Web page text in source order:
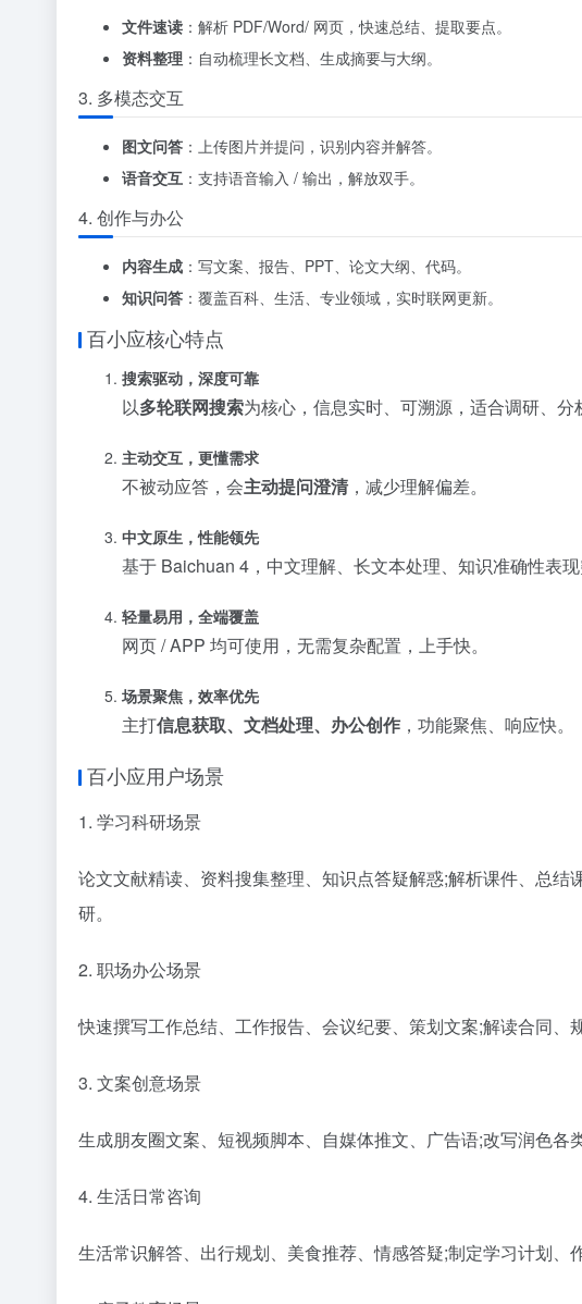
文件速读 ：解析 PDF/Word/ 网页，快速总结、提取要点。
资料整理 ：自动梳理长文档、生成摘要与大纲。
3. 多模态交互
图文问答 ：上传图片并提问，识别内容并解答。
语音交互 ：支持语音输入 / 输出，解放双手。
4. 创作与办公
内容生成 ：写文案、报告、PPT、论文大纲、代码。
知识问答 ：覆盖百科、生活、专业领域，实时联网更新。
百小应核心特点
搜索驱动，深度可靠
以多轮联网搜索为核心，信息实时、可溯源，适合调研、分
主动交互，更懂需求
不被动应答，会主动提问澄清 ，减少理解偏差。
中文原生，性能领先
基于 Baichuan 4，中文理解、长文本处理、知识准确性表现
轻量易用，全端覆盖
网页 / APP 均可使用，无需复杂配置，上手快。
场景聚焦，效率优先
主打信息获取、文档处理、办公创作 ，功能聚焦、响应快。
百小应用户场景
1. 学习科研场景
论文文献精读、资料搜集整理、知识点答疑解惑;解析课件、总
研。
2. 职场办公场景
快速撰写工作总结、工作报告、会议纪要、策划文案;解读合同、
3. 文案创意场景
生成朋友圈文案、短视频脚本、自媒体推文、广告语;改写润色各
4. 生活日常咨询
生活常识解答、出行规划、美食推荐、情感答疑;制定学习计划、